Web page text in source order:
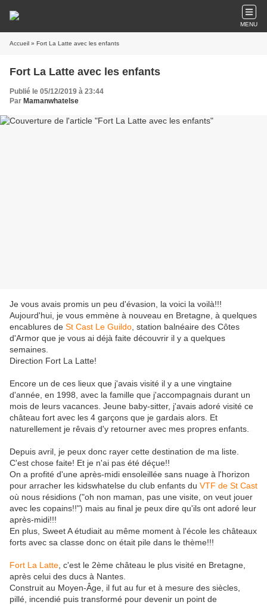
MENU
Accueil » Fort La Latte avec les enfants
Fort La Latte avec les enfants
Publié le 05/12/2019 à 23:44
Par Mamanwhatelse
Je vous avais promis un peu d'évasion, la voici la voilà!!!
Aujourd'hui, je vous emmène à nouveau en Bretagne, à quelques
encablures de St Cast Le Guildo , station balnéaire des Côtes
d'Armor que je vous ai déjà faite découvrir il y a quelques
semaines.
Direction Fort La Latte!
Encore un de ces lieux que j'avais visité il y a une vingtaine
d'année, en 1998, avec la famille que j'accompagnais durant un
mois de leurs vacances. Jeune baby-sitter, j'avais adoré visité ce
château fort avec les 4 garçons que je gardais alors. Et
naturellement je rêvais d'y retourner avec mes propres enfants.
Depuis avril, je peux donc rayer cette destination de ma liste.
C'est chose faite! Et je n'ai pas été déçue!!
On a profité d'une après-midi ensoleillée sans nuage à l'horizon
pour arracher les kidswhatelse du club enfants du VTF de St Cast
où nous résidions ("oh non maman, pas une visite, on veut jouer
avec les copains!!") mais au final je peux dire qu'ils ont adoré leur
après-midi!!!
En plus, Sweet A étudiait au même moment à l'école les châteaux
forts avec sa classe donc on était pile dans le thème!!!
Fort La Latte , c'est le 2ème château le plus visité en Bretagne,
après celui des ducs à Nantes.
Construit au Moyen-Âge, il fut au fur et à mesure des siècles,
pillé, incendié puis transformé pour devenir un point de